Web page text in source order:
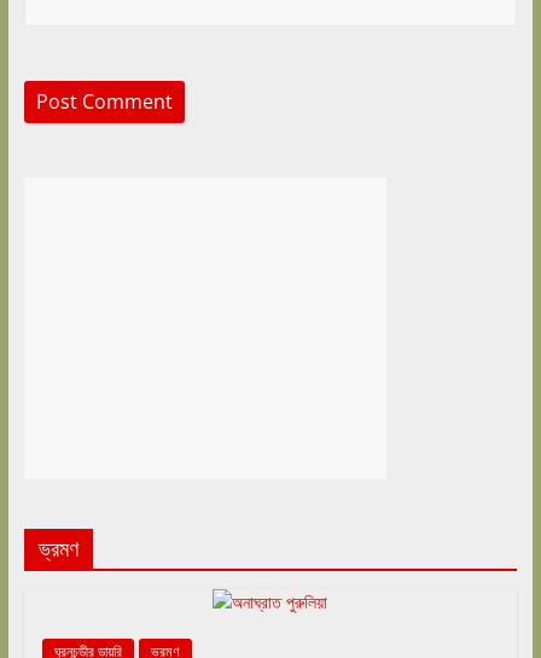
ভ্রমণ
ঘুরনচন্ডীর ডায়রি ভ্রমণ